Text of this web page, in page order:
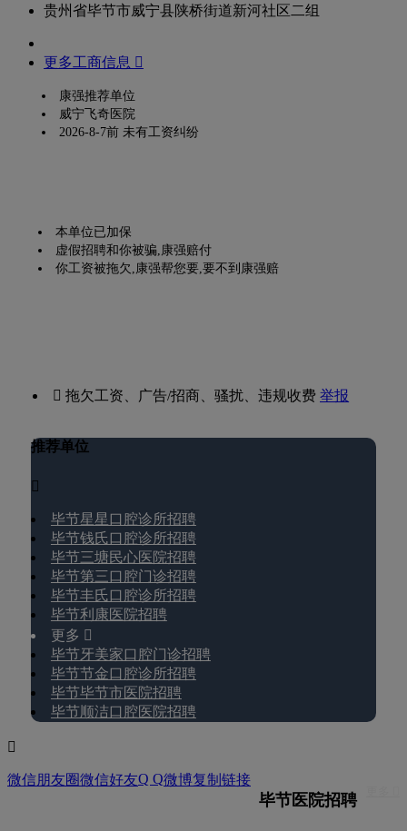
贵州省毕节市威宁县陕桥街道新河社区二组
更多工商信息 
康强推荐单位
威宁飞奇医院
2026-8-7前 未有工资纠纷
本单位已加保
虚假招聘和你被骗,康强赔付
你工资被拖欠,康强帮您要,要不到康强赔
 拖欠工资、广告/招商、骚扰、违规收费举报
推荐单位

毕节星星口腔诊所招聘
毕节钱氏口腔诊所招聘
毕节三塘民心医院招聘
毕节第三口腔门诊招聘
毕节丰氏口腔诊所招聘
毕节利康医院招聘
更多 
毕节牙美家口腔门诊招聘
毕节节金口腔诊所招聘
毕节毕节市医院招聘
毕节顺洁口腔医院招聘

微信朋友圈微信好友Q Q微博复制链接
毕节医院招聘